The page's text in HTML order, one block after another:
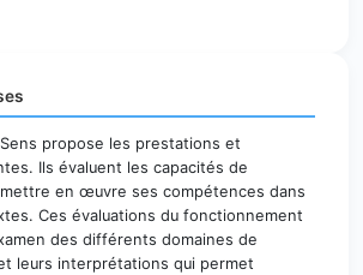
propose les prestations et
Ils évaluent les capacités de
en œuvre ses compétences dans
Ces évaluations du fonctionnement
des différents domaines de
leurs interprétations qui permet